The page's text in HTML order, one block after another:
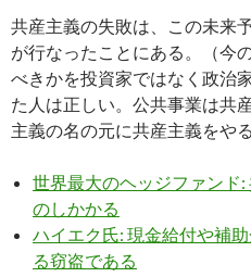
共産主義の失敗は、この未来
が行なったことにある。（今
べきかを投資家ではなく政治
た人は正しい。公共事業は共
主義の名の元に共産主義をや
世界最大のヘッジファンド
のしかかる
ハイエク氏: 現金給付や補
る窃盗である